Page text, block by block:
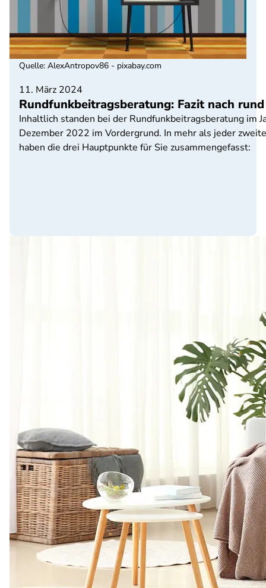
11. März 2024
Rundfunkbeitragsberatung: Fazit nach
Inhaltlich standen bei der Rundfunkbeitragsberatung im
Dezember 2022 im Vordergrund. In mehr als jeder
haben die drei Hauptpunkte für Sie zusammengefasst:
Quelle: AlexAntropov86 - pixabay.com